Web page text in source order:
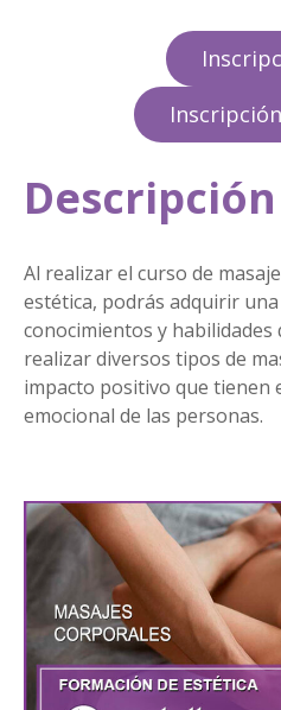
Al realizar el curso de
estética, podrás adquirir
conocimientos y
realizar diversos tipos de
impacto positivo que tienen
emocional de las personas.